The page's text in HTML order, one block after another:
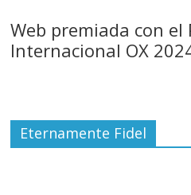
Web premiada con el
Internacional OX
Eternamente Fidel